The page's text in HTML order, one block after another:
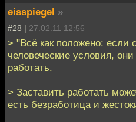
eisspiegel »
#28 | 27.02.11 12:56
> "Всё как положено: если
человеческие условия,
работать.
> Заставить работать
есть безработица и